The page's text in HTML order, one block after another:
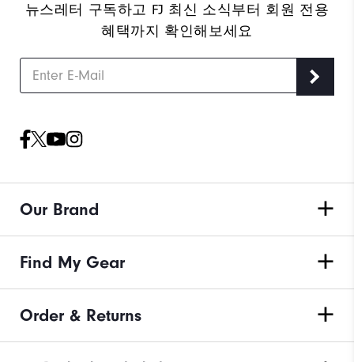
뉴스레터 구독하고 FJ 최신 소식부터 회원 전용
혜택까지 확인해보세요
Our Brand
Find My Gear
Order & Returns